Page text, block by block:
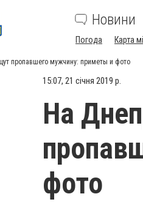
Новини
Погода Карта
пропавшего мужчину: приметы и фото
15:07, 21 січня 2019 р.
На
фото